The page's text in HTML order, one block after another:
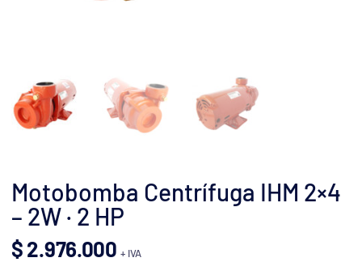
Motobomba Centrífuga IHM 2×4
– 2W · 2 HP
$2.976.000 + IVA